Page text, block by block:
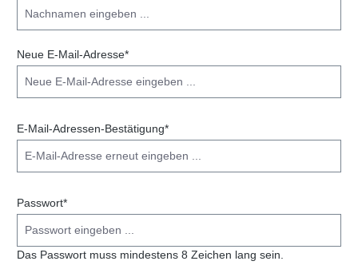
Neue E-Mail-Adresse*
E-Mail-Adressen-Bestätigung*
Passwort*
Das Passwort muss mindestens 8 Zeichen lang sein.